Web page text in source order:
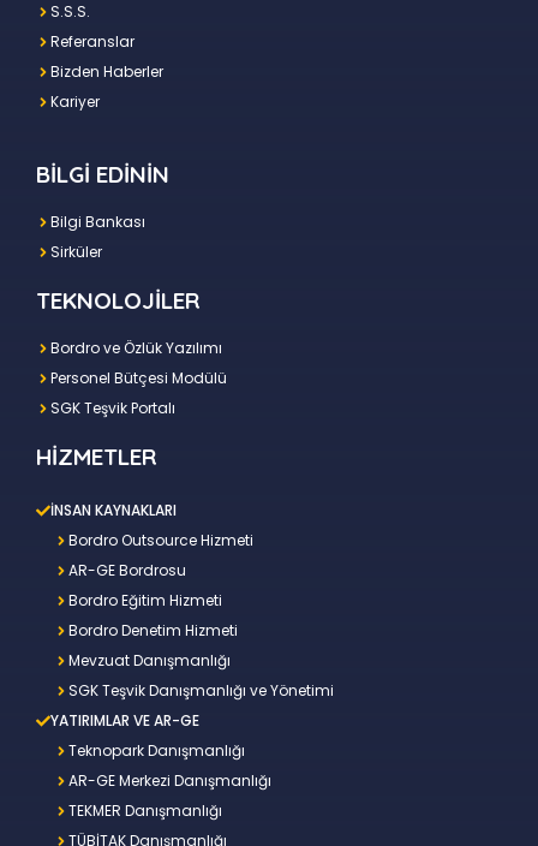
S.S.S.
Referanslar
Bizden Haberler
Kariyer
BİLGİ EDİNİN
Bilgi Bankası
Sirküler
TEKNOLOJİLER
Bordro ve Özlük Yazılımı
Personel Bütçesi Modülü
SGK Teşvik Portalı
HİZMETLER
İNSAN KAYNAKLARI
Bordro Outsource Hizmeti
AR-GE Bordrosu
Bordro Eğitim Hizmeti
Bordro Denetim Hizmeti
Mevzuat Danışmanlığı
SGK Teşvik Danışmanlığı ve Yönetimi
YATIRIMLAR VE AR-GE
Teknopark Danışmanlığı
AR-GE Merkezi Danışmanlığı
TEKMER Danışmanlığı
TÜBİTAK Danışmanlığı